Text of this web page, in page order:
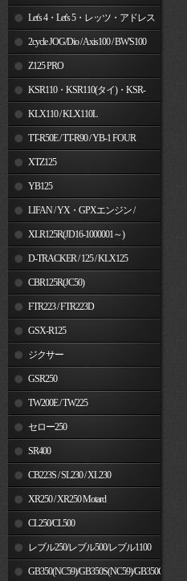
Let's 4・Let's 5・レッツ・アドレス
V50 2cycle JOG/Dio / Axis100 / BW'S100
Z125 PRO
KSR110・KSR110(タイ)・KSR-
I/II・KSR PRO
KLX110 / KLX110L
TT-R50E / TT-R90 / YB-1 FOUR
XTZ125
YB125
LIFAN / YX・GPXエンジン /
JinchengXLR125R(JD16-1000001～)
D-TRACKER / 125 / KLX125
CBR125R(JC50)
FTR223 / FTR223D
GSX-R125
ジクサー
GSR250
TW200E / TW225
セロー250
SR400
CB223S / SL230 / XL230
XR250 / XR250 Motard
CL250/CL500
レブル250/レブル500/レブル1100
GB350(NC59)/GB350S(NC59)/GB350C(NC64)